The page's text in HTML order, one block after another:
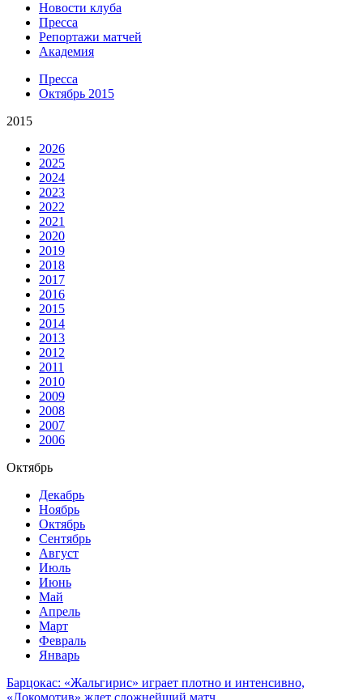
Новости клуба
Пресса
Репортажи матчей
Академия
Пресса
Октябрь 2015
2015
2026
2025
2024
2023
2022
2021
2020
2019
2018
2017
2016
2015
2014
2013
2012
2011
2010
2009
2008
2007
2006
Октябрь
Декабрь
Ноябрь
Октябрь
Сентябрь
Август
Июль
Июнь
Май
Апрель
Март
Февраль
Январь
Барцокас: «Жальгирис» играет плотно и интенсивно,
«Локомотив» ждет сложнейший матч